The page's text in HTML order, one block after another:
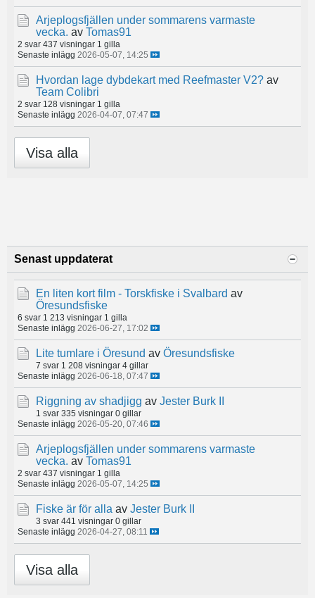
Arjeplogsfjällen under sommarens varmaste
vecka. av Tomas91
2 svar 437 visningar 1 gilla
Senaste inlägg 2026-05-07, 14:25
Hvordan lage dybdekart med Reefmaster V2? av
Team Colibri
2 svar 128 visningar 1 gilla
Senaste inlägg 2026-04-07, 07:47
Visa alla
Senast uppdaterat
En liten kort film - Torskfiske i Svalbard av
Öresundsfiske
6 svar 1 213 visningar 1 gilla
Senaste inlägg 2026-06-27, 17:02
Lite tumlare i Öresund av Öresundsfiske
7 svar 1 208 visningar 4 gillar
Senaste inlägg 2026-06-18, 07:47
Riggning av shadjigg av Jester Burk II
1 svar 335 visningar 0 gillar
Senaste inlägg 2026-05-20, 07:46
Arjeplogsfjällen under sommarens varmaste
vecka. av Tomas91
2 svar 437 visningar 1 gilla
Senaste inlägg 2026-05-07, 14:25
Fiske är för alla av Jester Burk II
3 svar 441 visningar 0 gillar
Senaste inlägg 2026-04-27, 08:11
Visa alla